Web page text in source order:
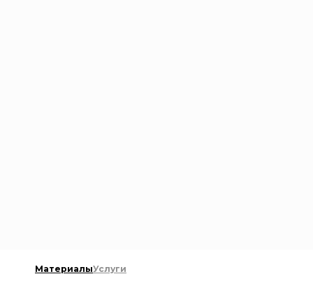
МатериалыУслуги